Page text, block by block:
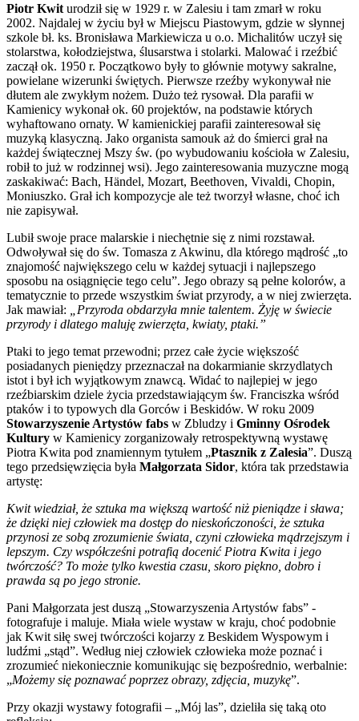
Piotr Kwit urodził się w 1929 r. w Zalesiu i tam zmarł w roku
2002. Najdalej w życiu był w Miejscu Piastowym, gdzie w słynnej
szkole bł. ks. Bronisława Markiewicza u o.o. Michalitów uczył się
stolarstwa, kołodziejstwa, ślusarstwa i stolarki. Malować i rzeźbić
zaczął ok. 1950 r. Początkowo były to głównie motywy sakralne,
powielane wizerunki świętych. Pierwsze rzeźby wykonywał nie
dłutem ale zwykłym nożem. Dużo też rysował. Dla parafii w
Kamienicy wykonał ok. 60 projektów, na podstawie których
wyhaftowano ornaty. W kamienickiej parafii zainteresował się
muzyką klasyczną. Jako organista samouk aż do śmierci grał na
każdej świątecznej Mszy św. (po wybudowaniu kościoła w Zalesiu,
robił to już w rodzinnej wsi). Jego zainteresowania muzyczne mogą
zaskakiwać: Bach, Händel, Mozart, Beethoven, Vivaldi, Chopin,
Moniuszko. Grał ich kompozycje ale też tworzył własne, choć ich
nie zapisywał.
Lubił swoje prace malarskie i niechętnie się z nimi rozstawał.
Odwoływał się do św. Tomasza z Akwinu, dla którego mądrość „to
znajomość największego celu w każdej sytuacji i najlepszego
sposobu na osiągnięcie tego celu”. Jego obrazy są pełne kolorów, a
tematycznie to przede wszystkim świat przyrody, a w niej zwierzęta.
Jak mawiał:
„Przyroda obdarzyła mnie talentem. Żyję w świecie
przyrody i dlatego maluję zwierzęta, kwiaty, ptaki.”
Ptaki to jego temat przewodni; przez całe życie większość
posiadanych pieniędzy przeznaczał na dokarmianie skrzydlatych
istot i był ich wyjątkowym znawcą. Widać to najlepiej w jego
rzeźbiarskim dziele życia przedstawiającym św. Franciszka wśród
ptaków i to typowych dla Gorców i Beskidów. W roku 2009
Stowarzyszenie Artystów fabs w Zbludzy i Gminny Ośrodek
Kultury w Kamienicy zorganizowały retrospektywną wystawę
Piotra Kwita pod znamiennym tytułem „Ptasznik z Zalesia”. Duszą
tego przedsięwzięcia była Małgorzata Sidor, która tak przedstawia
artystę:
Kwit wiedział, że sztuka ma większą wartość niż pieniądze i sława;
że dzięki niej człowiek ma dostęp do nieskończoności, że sztuka
przynosi ze sobą zrozumienie świata, czyni człowieka mądrzejszym i
lepszym. Czy współcześni potrafią docenić Piotra Kwita i jego
twórczość? To może tylko kwestia czasu, skoro piękno, dobro i
prawda są po jego stronie.
Pani Małgorzata jest duszą „Stowarzyszenia Artystów fabs” -
fotografuje i maluje. Miała wiele wystaw w kraju, choć podobnie
jak Kwit siłę swej twórczości kojarzy z Beskidem Wyspowym i
ludźmi „stąd”. Według niej człowiek człowieka może poznać i
zrozumieć niekoniecznie komunikując się bezpośrednio, werbalnie:
„Możemy się poznawać poprzez obrazy, zdjęcia, muzykę”.
Przy okazji wystawy fotografii – „Mój las”, dzieliła się taką oto